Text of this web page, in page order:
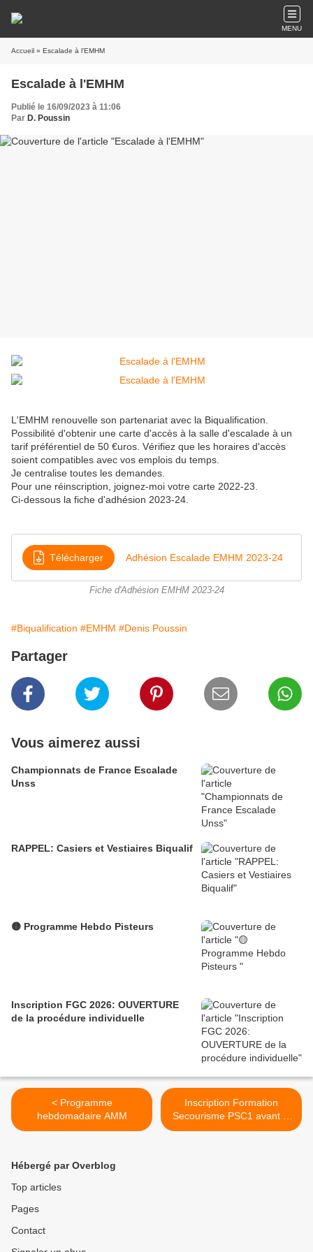
MENU
Accueil » Escalade à l'EMHM
Escalade à l'EMHM
Publié le 16/09/2023 à 11:06
Par D. Poussin
L'EMHM renouvelle son partenariat avec la Biqualification.
Possibilité d'obtenir une carte d'accès à la salle d'escalade à un
tarif préférentiel de 50 €uros. Vérifiez que les horaires d'accès
soient compatibles avec vos emplois du temps.
Je centralise toutes les demandes.
Pour une réinscription, joignez-moi votre carte 2022-23.
Ci-dessous la fiche d'adhésion 2023-24.
Télécharger Adhésion Escalade EMHM 2023-24
Fiche d'Adhésion EMHM 2023-24
#Biqualification #EMHM #Denis Poussin
Partager
Vous aimerez aussi
Championnats de France Escalade
Unss
RAPPEL: Casiers et Vestiaires Biqualif
🟡 Programme Hebdo Pisteurs
Inscription FGC 2026: OUVERTURE
de la procédure individuelle
< Programme
hebdomadaire AMM
Inscription Formation
Secourisme PSC1 avant le
25 sept >
Hébergé par Overblog
Top articles
Pages
Contact